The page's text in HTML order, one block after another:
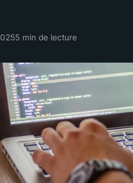
5 min de lecture